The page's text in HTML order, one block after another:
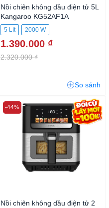
Nồi chiên không dầu điện tử 5L
Kangaroo KG52AF1A
5 Lít 2000 W
1.390.000 ₫
2.320.000 ₫
So sánh
Nồi chiên không dầu điện tử 2
-44%